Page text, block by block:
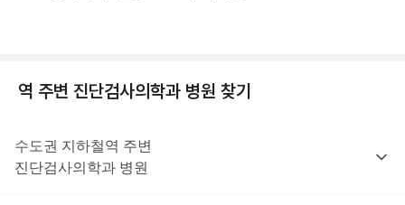
역 주변 진단검사의학과 병원 찾기
수도권 지하철역 주변
진단검사의학과 병원